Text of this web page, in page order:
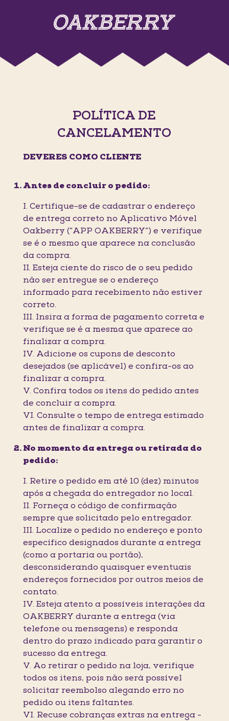
POLÍTICA DE
CANCELAMENTO
DEVERES COMO CLIENTE
Antes de concluir o pedido:
I. Certifique-se de cadastrar o endereço
de entrega correto no Aplicativo Móvel
Oakberry (“APP OAKBERRY”) e verifique
se é o mesmo que aparece na conclusão
da compra.
II. Esteja ciente do risco de o seu pedido
não ser entregue se o endereço
informado para recebimento não estiver
correto.
III. Insira a forma de pagamento correta e
verifique se é a mesma que aparece ao
finalizar a compra.
IV. Adicione os cupons de desconto
desejados (se aplicável) e confira-os ao
finalizar a compra.
V. Confira todos os itens do pedido antes
de concluir a compra.
VI. Consulte o tempo de entrega estimado
antes de finalizar a compra.
No momento da entrega ou retirada do
pedido:
I. Retire o pedido em até 10 (dez) minutos
após a chegada do entregador no local.
II. Forneça o código de confirmação
sempre que solicitado pelo entregador.
III. Localize o pedido no endereço e ponto
específico designados durante a entrega
(como a portaria ou portão),
desconsiderando quaisquer eventuais
endereços fornecidos por outros meios de
contato.
IV. Esteja atento a possíveis interações da
OAKBERRY durante a entrega (via
telefone ou mensagens) e responda
dentro do prazo indicado para garantir o
sucesso da entrega.
V. Ao retirar o pedido na loja, verifique
todos os itens, pois não será possível
solicitar reembolso alegando erro no
pedido ou itens faltantes.
VI. Recuse cobranças extras na entrega -